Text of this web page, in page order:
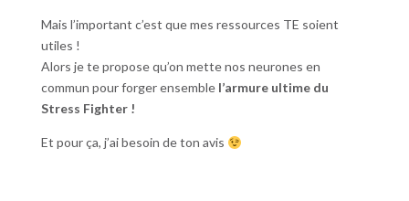
Mais l’important c’est que mes ressources TE soient
utiles !
Alors je te propose qu’on mette nos neurones en
commun pour forger ensemble l’armure ultime du
Stress Fighter !
Et pour ça, j’ai besoin de ton avis